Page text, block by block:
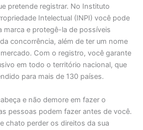
pretende registrar. No Instituto
Intelectual (INPI) você pode
marca e protegê-la de possíveis
concorrência, além de ter um nome
Com o registro, você garante
em todo o território nacional, que
para mais de 130 países.
e não demore em fazer o
pessoas podem fazer antes de você.
chato perder os direitos da sua